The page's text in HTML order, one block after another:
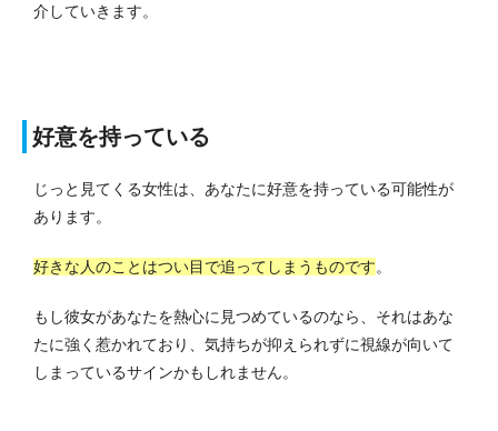
介していきます。
好意を持っている
じっと見てくる女性は、あなたに好意を持っている可能性が
あります。
好きな人のことはつい目で追ってしまうものです。
もし彼女があなたを熱心に見つめているのなら、それはあな
たに強く惹かれており、気持ちが抑えられずに視線が向いて
しまっているサインかもしれません。